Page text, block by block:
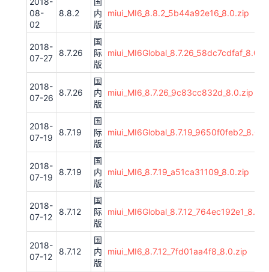
08-
02
8.8.2
内
版
miui_MI6_8.8.2_5b44a92e16_8.0.zip
2018-
07-27
8.7.26
国
际
版
2018-
07-26
8.7.26
国
内
版
miui_MI6_8.7.26_9c83cc832d_8.0.zip
2018-
07-19
8.7.19
国
际
版
2018-
07-19
8.7.19
国
内
版
miui_MI6_8.7.19_a51ca31109_8.0.zip
2018-
07-12
8.7.12
国
际
版
2018-
07-12
8.7.12
国
内
版
miui_MI6_8.7.12_7fd01aa4f8_8.0.zip